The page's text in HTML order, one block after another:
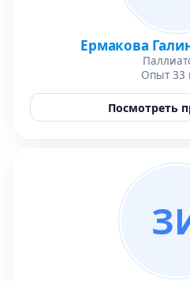
Ермакова
Опыт 33
Посмотреть